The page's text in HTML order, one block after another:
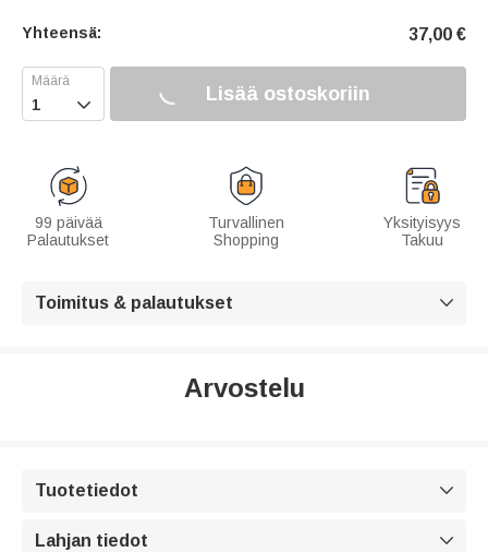
Yhteensä: 37,00 €
 Lisää ostoskoriin
99 päivää
Palautukset
Turvallinen
Shopping
Yksityisyys
Takuu
Toimitus & palautukset 
Arvostelu
Tuotetiedot 
Lahjan tiedot 